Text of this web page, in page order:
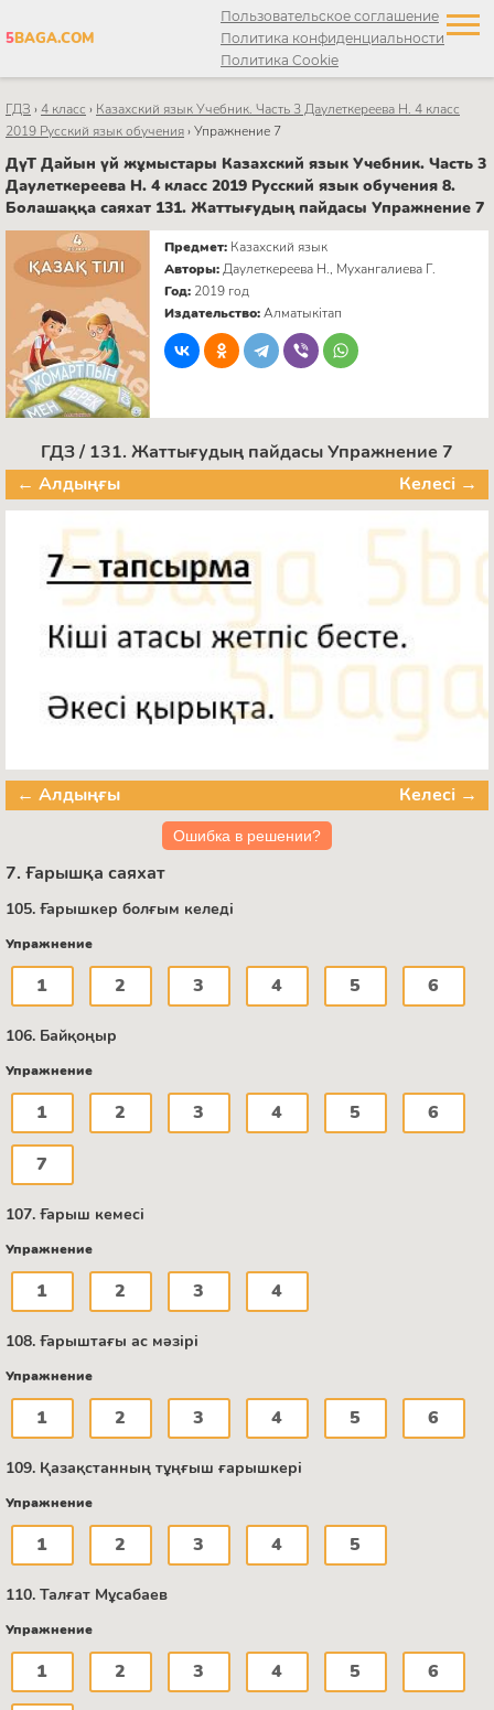
5BAGA.COM
Пользовательское соглашение
Политика конфиденциальности
Политика Cookie
ГДЗ ›4 класс › Казахский язык Учебник. Часть 3 Даулеткереева Н. 4 класс
2019 Русский язык обучения›Упражнение 7
ДүТ Дайын үй жұмыстары Казахский язык Учебник. Часть 3
Даулеткереева Н. 4 класс 2019 Русский язык обучения 8.
Болашаққа саяхат 131. Жаттығудың пайдасы Упражнение 7
Предмет: Казахский язык
Авторы:Даулеткереева Н., Мухангалиева Г.
Год: 2019 год
Издательство:Алматыкітап
ГДЗ / 131. Жаттығудың пайдасы Упражнение 7
← Алдыңғы
Келесі →
← Алдыңғы Келесі →
Ошибка в решении?
7. Ғарышқа саяхат
105. Ғарышкер болғым келеді
Упражнение
1 2 3 4 5 6
106. Байқоңыр
Упражнение
1 2 3 4 5 6
7
107. Ғарыш кемесі
Упражнение
1 2 3 4
108. Ғарыштағы ас мәзірі
Упражнение
1 2 3 4 5 6
109. Қазақстанның тұңғыш ғарышкері
Упражнение
1 2 3 4 5
110. Талғат Мұсабаев
Упражнение
1 2 3 4 5 6